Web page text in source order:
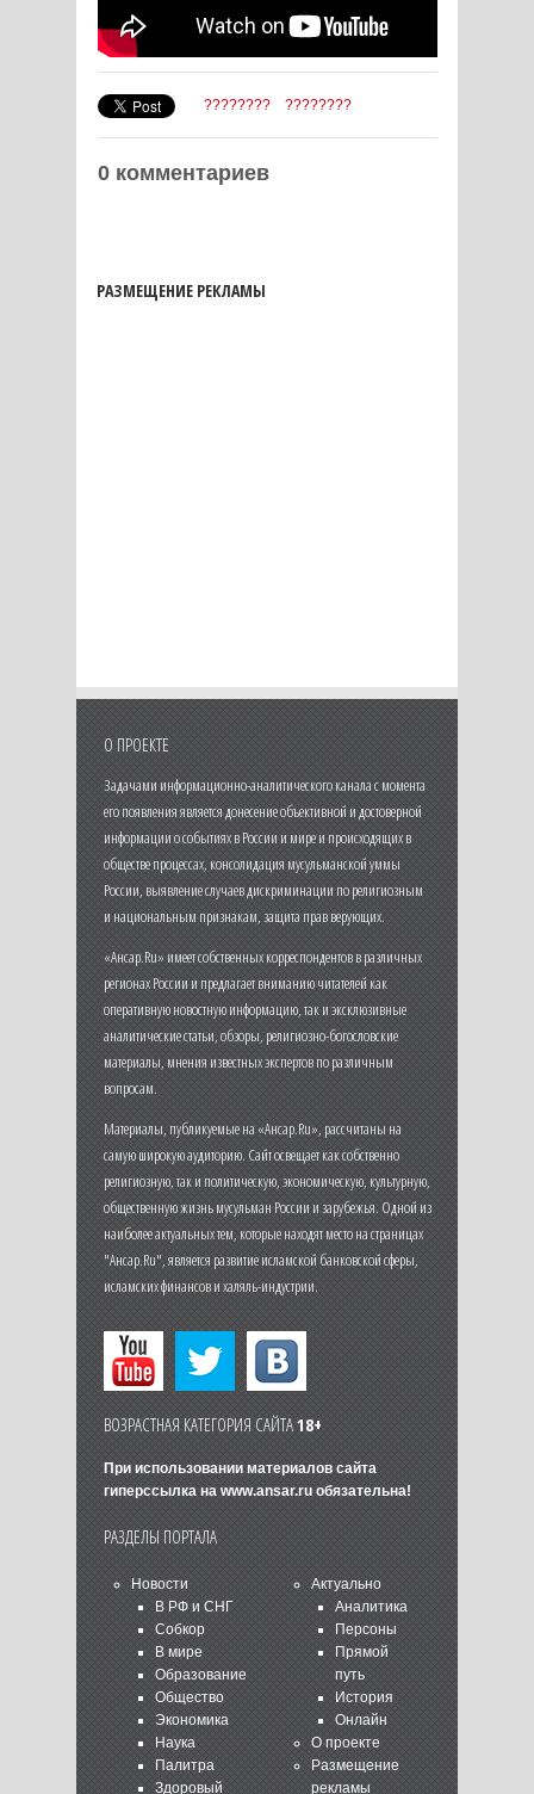
???????? ????????
0 комментариев
РАЗМЕЩЕНИЕ РЕКЛАМЫ
О ПРОЕКТЕ
Задачами информационно-аналитического канала с момента
его появления является донесение объективной и достоверной
информации о событиях в России и мире и происходящих в
обществе процессах, консолидация мусульманской уммы
России, выявление случаев дискриминации по религиозным
и национальным признакам, защита прав верующих.
«Ансар.Ru» имеет собственных корреспондентов в различных
регионах России и предлагает вниманию читателей как
оперативную новостную информацию, так и эксклюзивные
аналитические статьи, обзоры, религиозно-богословские
материалы, мнения известных экспертов по различным
вопросам.
Материалы, публикуемые на «Ансар.Ru», рассчитаны на
самую широкую аудиторию. Сайт освещает как собственно
религиозную, так и политическую, экономическую, культурную,
общественную жизнь мусульман России и зарубежья. Одной из
наиболее актуальных тем, которые находят место на страницах
"Ансар.Ru", является развитие исламской банковской сферы,
исламских финансов и халяль-индустрии.
ВОЗРАСТНАЯ КАТЕГОРИЯ САЙТА18+
При использовании материалов сайта
гиперссылка на www.ansar.ruобязательна!
РАЗДЕЛЫ ПОРТАЛА
Новости
В РФ и СНГ
Собкор
В мире
Образование
Общество
Экономика
Наука
Палитра
Здоровый
Актуально
Аналитика
Персоны
Прямой
путь
История
Онлайн
О проекте
Размещение
рекламы